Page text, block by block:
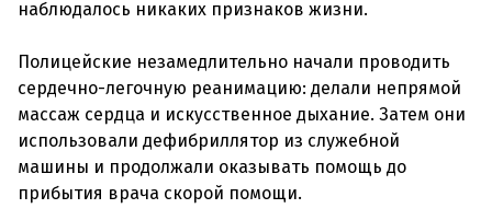
наблюдалось никаких признаков жизни.
Полицейские незамедлительно начали проводить
сердечно-легочную реанимацию: делали непрямой
массаж сердца и искусственное дыхание. Затем они
использовали дефибриллятор из служебной
машины и продолжали оказывать помощь до
прибытия врача скорой помощи.